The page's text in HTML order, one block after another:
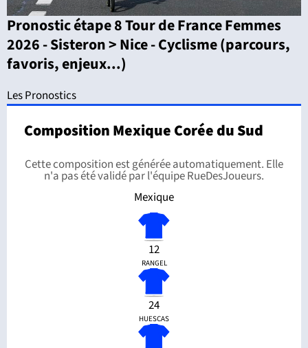
Pronostic étape 8 Tour de France Femmes
2026 - Sisteron > Nice - Cyclisme (parcours,
favoris, enjeux...)
Les Pronostics
Composition Mexique Corée du Sud
Cette composition est générée automatiquement. Elle
n'a pas été validé par l'équipe RueDesJoueurs.
Mexique
12
RANGEL
24
HUESCAS